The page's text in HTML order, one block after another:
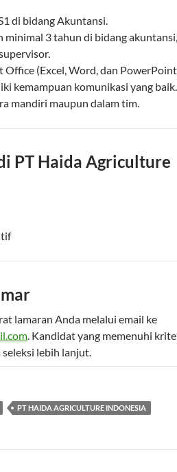
di bidang Akuntansi.
minimal 3 tahun di bidang akuntansi,
(Excel, Word, dan
kemampuan komunikasi yang baik.
mandiri maupun dalam tim.
PT Haida Agriculture
lamaran Anda melalui email ke
. Kandidat yang memenuhi
lebih lanjut.
PT HAIDA AGRICULTURE INDONESIA